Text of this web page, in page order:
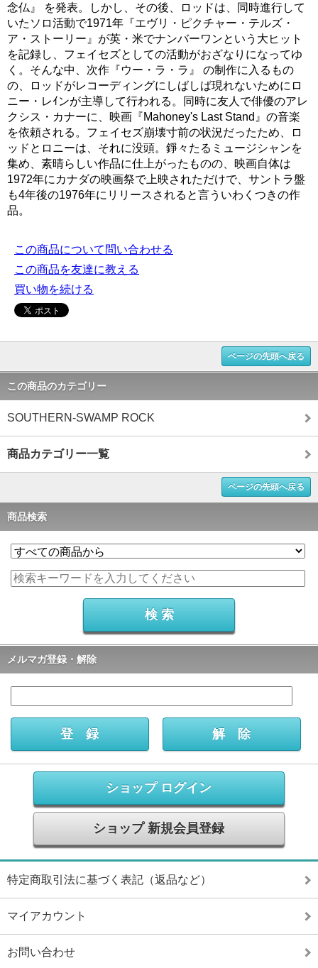
念仏』 を発表。しかし、その後、ロッドは、同時進行して
いたソロ活動で1971年『エヴリ・ピクチャー・テルズ・
ア・ストーリー』が英・米でナンバーワンという大ヒット
を記録し、フェイセズとしての活動がおざなりになってゆ
く。そんな中、次作『ウー・ラ・ラ』 の制作に入るもの
の、ロッドがレコーディングにしばしば現れないためにロ
ニー・レｲンが主導して行われる。同時に友人で俳優のアレ
クシス・カナーに、映画『Mahoney's Last Stand』の音楽
を依頼される。フェイセズ崩壊寸前の状況だったため、ロ
ッドとロニーは、それに没頭。錚々たるミュージシャンを
集め、素晴らしい作品に仕上がったものの、映画自体は
1972年にカナダの映画祭で上映されただけで、サントラ盤
も4年後の1976年にリリースされると言ういわくつきの作
品。
この商品について問い合わせる
この商品を友達に教える
買い物を続ける
ページの先頭へ戻る
この商品のカテゴリー
SOUTHERN-SWAMP ROCK
商品カテゴリー一覧
ページの先頭へ戻る
商品検索
メルマガ登録・解除
ショップ ログイン
ショップ 新規会員登録
特定商取引法に基づく表記（返品など）
マイアカウント
お問い合わせ